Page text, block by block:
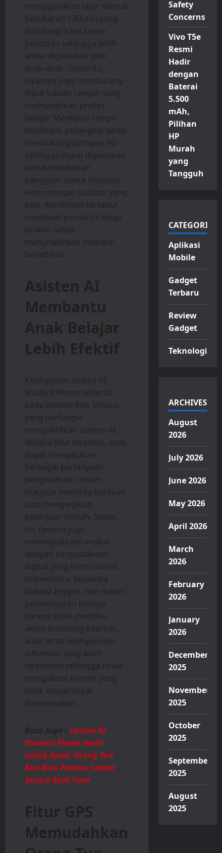
menggunakan layar sentuh
berukuran 1,83 inci yang
dilindungi kaca tahan
benturan sehingga lebih
aman digunakan oleh
anak-anak. Selain itu,
layarnya juga mendukung
input tulisan tangan yang
memudahkan proses
belajar. Meskipun tampil
minimalis, perangkat tetap
mendukung jaringan 4G
sehingga dapat digunakan
untuk melakukan
panggilan suara maupun
video dengan kualitas yang
baik. Kombinasi tersebut
membuat ponsel ini tetap
praktis tanpa
menghadirkan distraksi
berlebihan.
Asisten AI
Membantu
Anak Belajar
Lebih Efektif
Keunggulan utama AI
Student Phone terletak
pada tombol fisik khusus
yang berfungsi
mengaktifkan asisten AI.
Melalui fitur tersebut, anak
dapat mengajukan
berbagai pertanyaan
pengetahuan umum
maupun meminta bantuan
saat mengerjakan
pekerjaan rumah. Selain
itu, Lenovo juga
melengkapi perangkat
dengan perpustakaan
digital yang berisi rumus
matematika, kosakata
bahasa Inggris, dan materi
pembelajaran lainnya.
Karena tidak memiliki
akses browsing internet,
anak tetap memperoleh
informasi yang lebih
terkontrol sehingga risiko
mengakses konten yang
tidak sesuai dapat
diminimalkan.
Baca Juga : Lenovo AI
Student Phone Hadir
untuk Anak, Orang Tua
Kini Bisa Pantau Lokasi
Secara Real Time
Fitur GPS
Memudahkan
Safety
Concerns
Vivo T5e
Resmi
Hadir
dengan
Baterai
5.500
mAh,
Pilihan
HP
Murah
yang
Tangguh
CATEGORIES
Aplikasi
Mobile
Gadget
Terbaru
Review
Gadget
Teknologi
ARCHIVES
August
2026
July 2026
June 2026
May 2026
April 2026
March
2026
February
2026
January
2026
December
2025
November
2025
October
2025
September
2025
August
2025